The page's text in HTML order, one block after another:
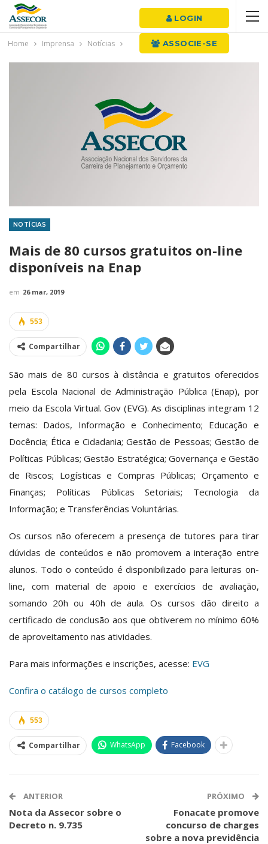
LOGIN
ASSOCIE-SE
Home Imprensa Notícias
NOTÍCIAS
Mais de 80 cursos gratuitos on-line
disponíveis na Enap
em 26 mar, 2019
553
Compartilhar
São mais de 80 cursos à distância e gratuitos oferecidos
pela Escola Nacional de Administração Pública (Enap), por
meio da Escola Virtual. Gov (EVG). As disciplinas integram 12
temas: Dados, Informação e Conhecimento; Educação e
Docência; Ética e Cidadania; Gestão de Pessoas; Gestão de
Políticas Públicas; Gestão Estratégica; Governança e Gestão
de Riscos; Logísticas e Compras Públicas; Orçamento e
Finanças; Políticas Públicas Setoriais; Tecnologia da
Informação; e Transferências Voluntárias.
Os cursos não oferecem a presença de tutores para tirar
dúvidas de conteúdos e não promovem a interação entre
alunos. Todo o conteúdo é disponibilizado para leituras on-
line, com material de apoio e exercícios de avaliação,
somando 20h ou 40h de aula. Os cursos dão direito a
certificado de conclusão aos que obtiverem no mínimo 60%
de aproveitamento nas atividades.
Para mais informações e inscrições, acesse: EVG
Confira o catálogo de cursos completo
553
Compartilhar WhatsApp Facebook
ANTERIOR
Nota da Assecor sobre o
Decreto n. 9.735
PRÓXIMO
Fonacate promove
concurso de charges
sobre a nova previdência